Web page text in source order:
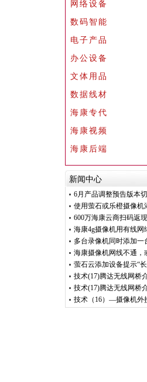
网络设备
数码智能
电子产品
办公设备
文体用品
数据线材
海康专代
海康视频
海康后端
新闻中心
6月产品调整预告版本
使用萤石或乐橙摄像机
600万海康云商扫码返
海康4g摄像机用有线网
多台录像机同时添加一
海康摄像机网线不通，
萤石云添加设备提示“
技术(17)腾达无线网桥
技术(17)腾达无线网桥
技术（16）—摄像机外